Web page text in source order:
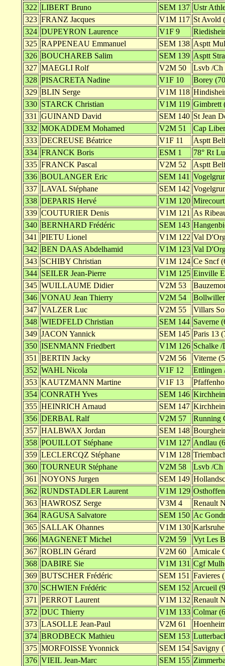
322 LIBERT Bruno SEM 137 Ustr
323 FRANZ Jacques V1M 117 St Avold
324 DUPEYRON Laurence V1F 9
325 RAPPENEAU Emmanuel SEM 138 Asptt
326 BOUCHAREB Salim SEM 139 Asptt
327 MAEGLI Rolf V2M 50
Lsvb /Ch
328 PISACRETA Nadine V1F 10
Borey
329 BLIN Serge V1M 118
330 STARCK Christian V1M 119 Gimbrett
331
GUINAND David SEM 140 St Jean
332 MOKADDEM Mohamed V2M 51
Cap
333 DECREUSE Béatrice V1F 11
Asptt
334 FRANCK Boris ESM 1
78° Rt
335 FRANCK Pascal V2M 52
Asptt
336 BOULANGER Eric SEM 141
337 LAVAL Stéphane SEM 142
338 DEPARIS Hervé V1M 120
339 COUTURIER Denis V1M 121 As
340 BERNHARD Frédéric SEM 143
341
PIETU Lionel V1M 122 Val
342 BEN DAAS Abdelhamid V1M 123 Val
343 SCHIBY Christian V1M 124 Ce Sncf
344 SEILER Jean-Pierre V1M 125 Einville
345 WUILLAUME Didier V2M 53
346 VONAU Jean Thierry V2M 54
347 VALZER Luc V2M 55
Villars
348 WIEDFELD Christian SEM 144 Saverne
349 JACON Yannick SEM 145 Paris 13
350 ISENMANN Friedbert V1M 126 Schalke /
351
BERTIN Jacky V2M 56
Viterne
352 WAHL Nicola V1F 12
Ettlingen
353 KAUTZMANN Martine V1F 13
354 CONRATH Yves SEM 146
355 HEINRICH Arnaud SEM 147
356 DERBAL Ralf V2M 57
Running
357 HALBWAX Jordan SEM 148
358 POUILLOT Stéphane V1M 127 Andlau
359 LECLERCQZ Stéphane V1M 128
360 TOURNEUR Stéphane V2M 58
Lsvb /Ch
361
NOYONS Jurgen SEM 149
362 RUNDSTADLER Laurent V1M 129
363 HAWROSZ Serge V3M 4
Renault
364 RAGUSA Salvatore SEM 150 Ac
365 SALLAK Ohannes V1M 130
366 MAGNENET Michel V2M 59
Vyt Les
367 ROBLIN Gérard V2M 60
Amicale
368 DABIRE Sie V1M 131 Cgf
369 BUTSCHER Frédéric SEM 151 Favieres
370 SCHWIEN Frédéric SEM 152 Arcueil
371
PERROT Laurent V1M 132 Renault
372 DUC Thierry V1M 133 Colmar
373 LASOLLE Jean-Paul V2M 61
374 BRODBECK Mathieu SEM 153
375 MORFOISSE Yvonnick SEM 154 Savigny
376 VIEIL Jean-Marc SEM 155